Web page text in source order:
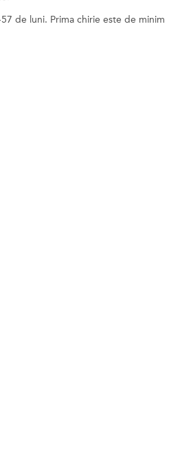
de luni. Prima chirie este de minim